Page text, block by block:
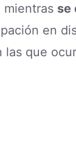
mientras se
en
las que